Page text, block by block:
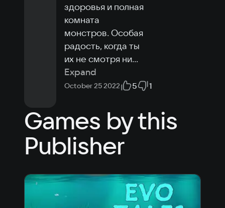
здоровья и полная
комната
монстров. Особая
радость, когда ты
их не смотря ни...
Expand
October 25 2022 5 1
Games by this
Publisher